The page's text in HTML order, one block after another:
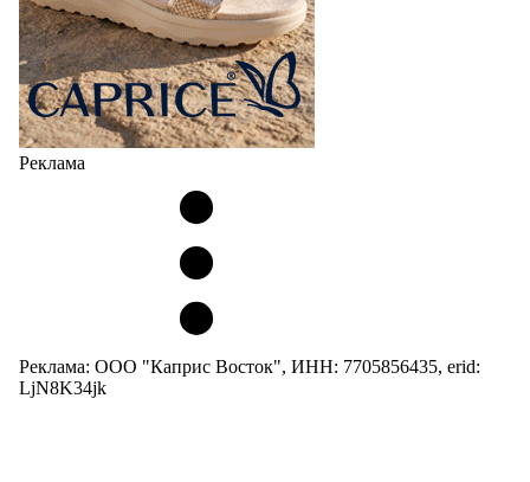
Реклама
Реклама: ООО "Каприс Восток", ИНН: 7705856435, erid:
LjN8K34jk